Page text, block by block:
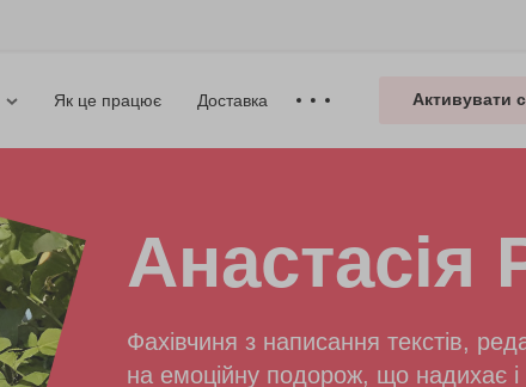
Як це працює Доставка Активувати
Анастасія
Фахівчиня з написання текстів,
на емоційну подорож, що надихає